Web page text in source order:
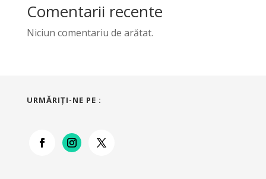
Comentarii recente
Niciun comentariu de arătat.
URMĂRIŢI-NE PE :